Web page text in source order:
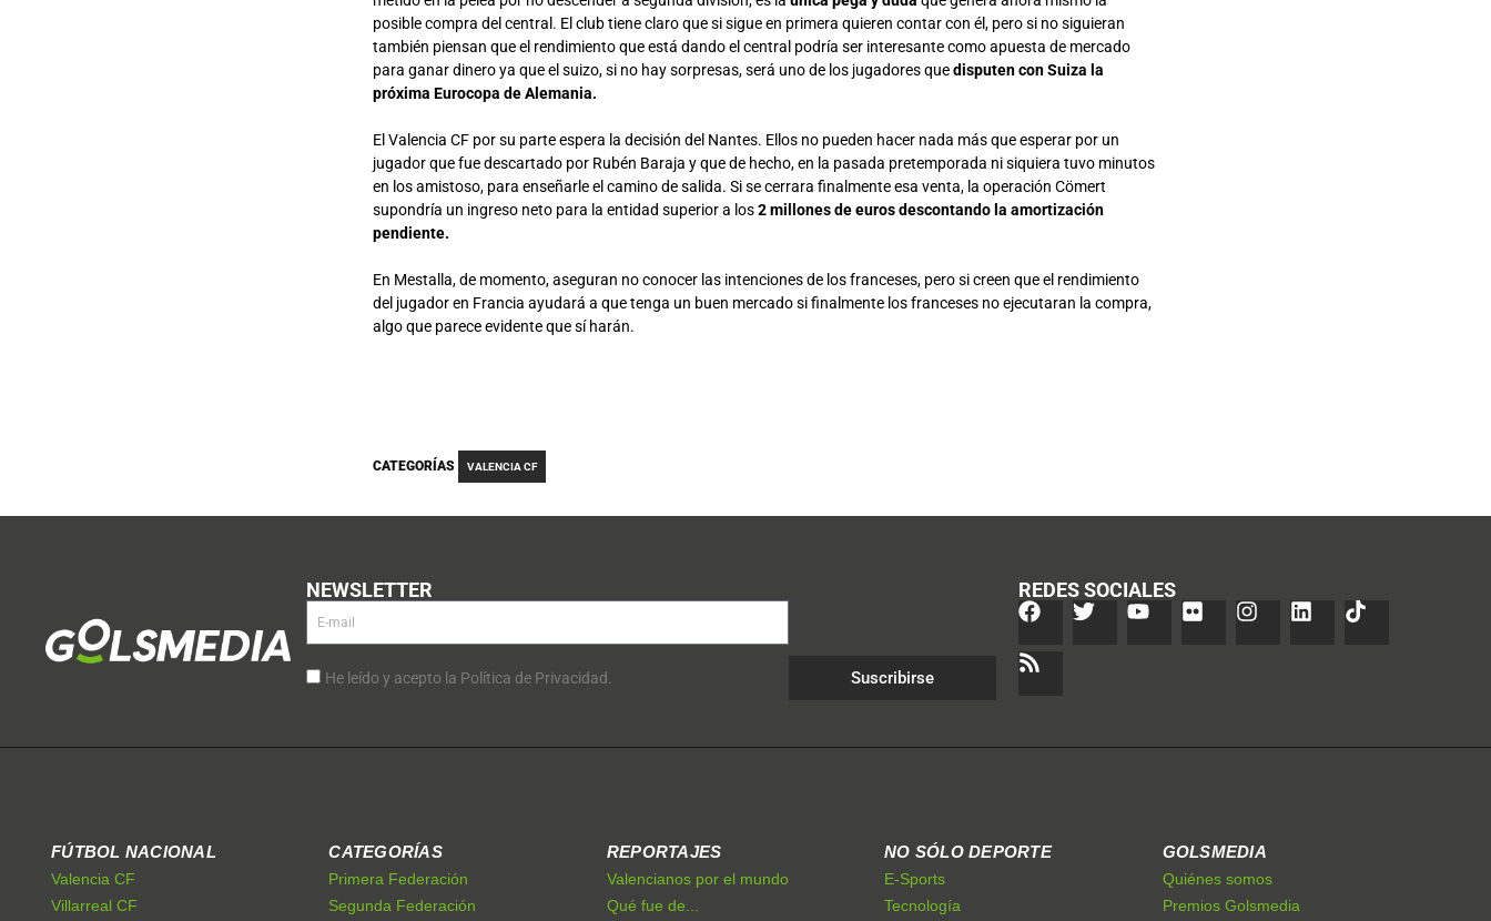
posible compra del central. El club tiene claro que si sigue en primera quieren contar con él, pero si no siguieran
también piensan que el rendimiento que está dando el central podría ser interesante como apuesta de mercado
para ganar dinero ya que el suizo, si no hay sorpresas, será uno de los jugadores quedisputen con Suiza la
próxima Eurocopa de Alemania.
El Valencia CF por su parte espera la decisión del Nantes. Ellos no pueden hacer nada más que esperar por un
jugador que fue descartado por Rubén Baraja y que de hecho, en la pasada pretemporada ni siquiera tuvo minutos
en los amistoso, para enseñarle el camino de salida. Si se cerrara finalmente esa venta, la operación Cömert
supondría un ingreso neto para la entidad superior a los2 millones de euros descontando la amortización
pendiente.
En Mestalla, de momento, aseguran no conocer las intenciones de los franceses, pero si creen que el rendimiento
del jugador en Francia ayudará a que tenga un buen mercado si finalmente los franceses no ejecutaran la compra,
algo que parece evidente que sí harán.
CATEGORÍAS VALENCIA CF
NEWSLETTER
He leído y acepto la Política de Privacidad. Suscribirse
REDES SOCIALES
FÚTBOL NACIONAL
Valencia CF
Villarreal CF
CATEGORÍAS
Primera Federación
Segunda Federación
REPORTAJES
Valencianos por el mundo
Qué fue de...
NO SÓLO DEPORTE
E-Sports
Tecnología
GOLSMEDIA
Quiénes somos
Premios Golsmedia